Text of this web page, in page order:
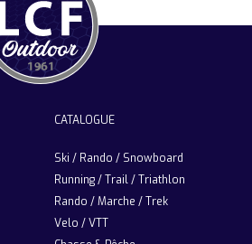
CATALOGUE
Ski / Rando / Snowboard
Running / Trail / Triathlon
Rando / Marche / Trek
Velo / VTT